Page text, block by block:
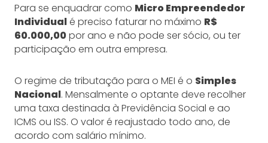
Para se enquadrar como Micro Empreendedor
Individualé preciso faturar no máximo R$
60.000,00por ano e não pode ser sócio, ou ter
participação em outra empresa.
O regime de tributação para o MEI é o Simples
Nacional. Mensalmente o optante deve recolher
uma taxa destinada à Previdência Social e ao
ICMS ou ISS. O valor é reajustado todo ano, de
acordo com salário mínimo.